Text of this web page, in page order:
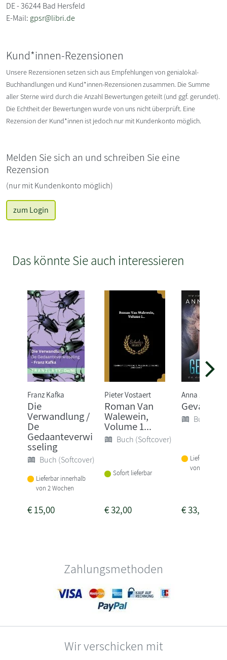
DE - 36244 Bad Hersfeld
E-Mail: gpsr@libri.de
Kund*innen-Rezensionen
Unsere Rezensionen setzen sich aus Empfehlungen von genialokal-
Buchhandlungen und Kund*innen-Rezensionen zusammen. Die Summe
aller Sterne wird durch die Anzahl Bewertungen geteilt (und ggf. gerundet).
Die Echtheit der Bewertungen wurde von uns nicht überprüft. Eine
Rezension der Kund*innen ist jedoch nur mit Kundenkonto möglich.
Melden Sie sich an und schreiben Sie eine
Rezension
(nur mit Kundenkonto möglich)
zum Login
Das könnte Sie auch interessieren
Franz Kafka
Die
Verwandlung /
De
Gedaanteverwi
sseling
Buch (Softcover)
Lieferbar innerhalb
von 2 Wochen
€15,00
Pieter Vostaert
Roman Van
Walewein,
Volume 1...
Buch (Softcover)
Sofort lieferbar
€32,00
Anna Zaires
Gevangen
Buch
Lieferbar
von 2
€33,50
Zahlungsmethoden
Wir verschicken mit